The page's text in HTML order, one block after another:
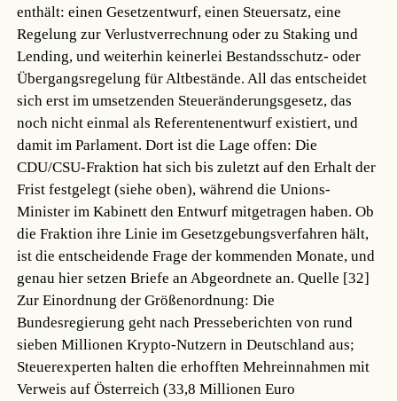
enthält: einen Gesetzentwurf, einen Steuersatz, eine
Regelung zur Verlustverrechnung oder zu Staking und
Lending, und weiterhin keinerlei Bestandsschutz- oder
Übergangsregelung für Altbestände. All das entscheidet
sich erst im umsetzenden Steueränderungsgesetz, das
noch nicht einmal als Referentenentwurf existiert, und
damit im Parlament. Dort ist die Lage offen: Die
CDU/CSU-Fraktion hat sich bis zuletzt auf den Erhalt der
Frist festgelegt (siehe oben), während die Unions-
Minister im Kabinett den Entwurf mitgetragen haben. Ob
die Fraktion ihre Linie im Gesetzgebungsverfahren hält,
ist die entscheidende Frage der kommenden Monate, und
genau hier setzen Briefe an Abgeordnete an.Quelle [32]
Zur Einordnung der Größenordnung: Die
Bundesregierung geht nach Presseberichten von rund
sieben Millionen Krypto-Nutzern in Deutschland aus;
Steuerexperten halten die erhofften Mehreinnahmen mit
Verweis auf Österreich (33,8 Millionen Euro